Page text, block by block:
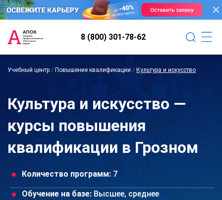
8 (800) 301-78-62
Учебный центр / Повышение квалификации / Культура и искусство
Культура и искусство —
курсы повышения
квалификации в Грозном
Количество программ: 7
Обучение на базе: Высшее, среднее